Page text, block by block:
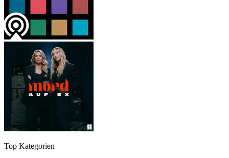
Top Kategorien